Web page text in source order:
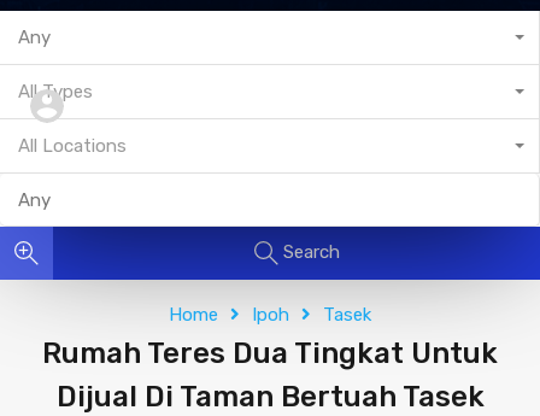
Any
All Types
All Locations
Search
Home Ipoh Tasek
Rumah Teres Dua Tingkat Untuk
Dijual Di Taman Bertuah Tasek